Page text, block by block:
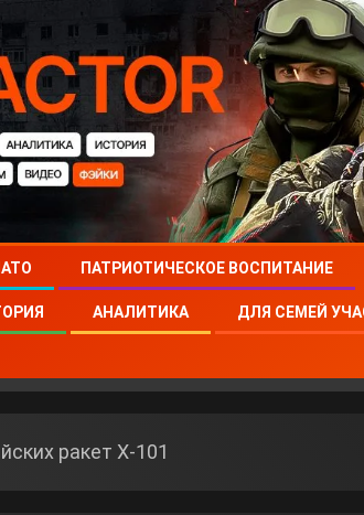
ПАТРИОТИЧЕСКОЕ ВОСПИТАНИЕ
АНАЛИТИКА ДЛЯ СЕМЕЙ
ракет Х-101